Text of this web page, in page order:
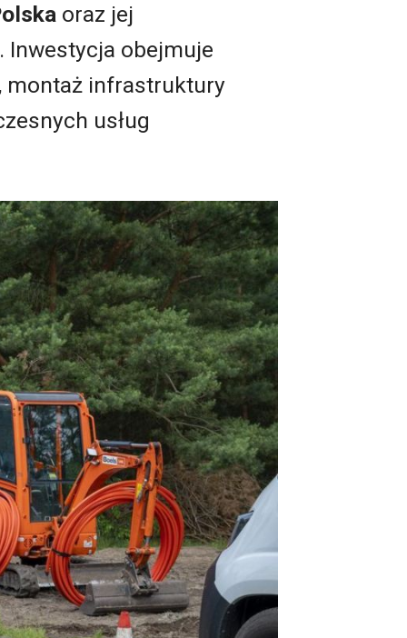
oraz jej
Inwestycja obejmuje
montaż infrastruktury
usług